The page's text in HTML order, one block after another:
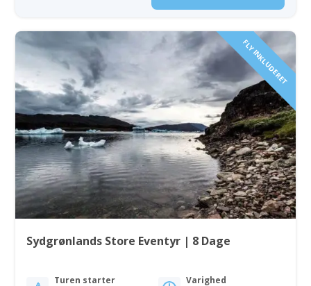
FLY INKLUDERET
Sydgrønlands Store Eventyr | 8 Dage
Turen starter
Varighed